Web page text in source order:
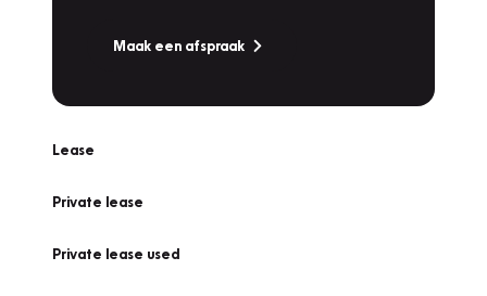
Maak een afspraak
Lease
Private lease
Private lease used